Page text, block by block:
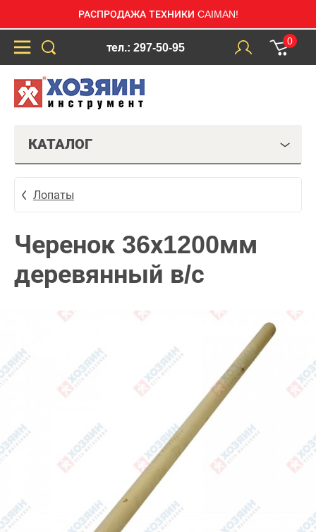
РАСПРОДАЖА ТЕХНИКИ CAIMAN!
тел.: 297-50-95
0
КАТАЛОГ
Лопаты
Черенок 36х1200мм
деревянный в/с